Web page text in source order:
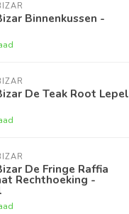
Binnenkussen -
De Teak Root Lepel
De Fringe Raffia
Rechthoeking -